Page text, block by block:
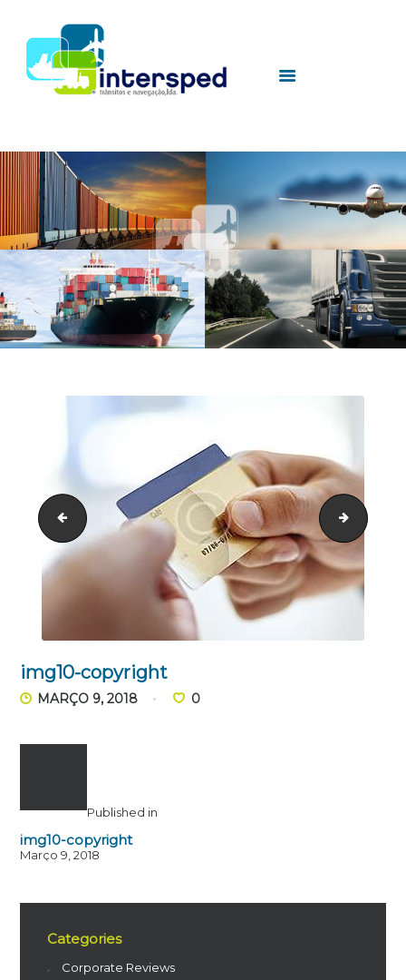
SOBRE NÓS
SERVIÇOS
UTILIDADES
CONTACTOS
img9-copyright
img10-copyright
MARÇO 9, 2018 0
Published in
img10-copyright
Março 9, 2018
Categories
Corporate Reviews